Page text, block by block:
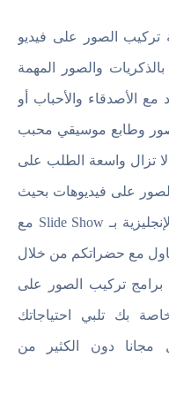
تركيب الصور على فيديو
والصور المهمة
الأصدقاء والأحباب أو
وطابع موسيقي محبب
لا تزال واسعة الطلب على
على فيديوهات بحيث
تظهر كـ فيديو متتالي أو ما يعرف بالإنجليزية بـ Slide Show مع
مع حضراتكم من خلال
تركيب الصور على
بك تلبي احتياجاتك
مجانا دون الكثير من